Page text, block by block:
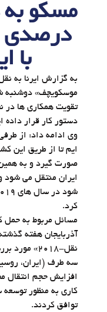
درصدی
با
به گزارش ایرنا به
موسکویچف» دوشنبه
تقویت همکاری ها در
دستور کار قرار داده
وی ادامه داد: از
ایم تا از طریق این
صورت گیرد و به
ایران منتقل می
کرد.
مسائل مربوط به حمل
آذربایجان هفته
نقل-2018» مورد بررسی قرار گرفت.
سه طرف (ایران،
افزایش حجم انتقال
کاری به منظور
توافق کردند.